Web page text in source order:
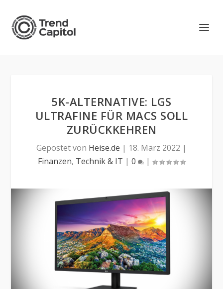
5K-ALTERNATIVE: LGS
ULTRAFINE FÜR MACS SOLL
ZURÜCKKEHREN
Gepostet von Heise.de | 18. März 2022 |
Finanzen, Technik & IT | 0 |